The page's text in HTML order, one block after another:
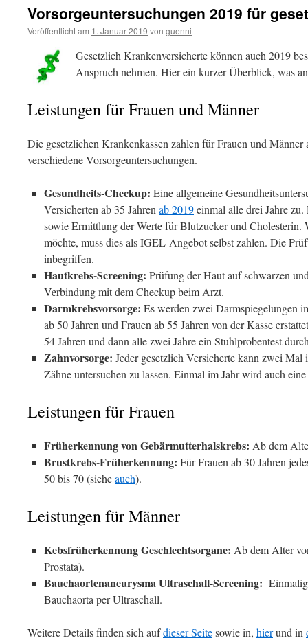
Vorsorgeuntersuchungen 2019 für
Veröffentlicht am 1. Januar 2019 von guenni
Gesetzlich Krankenversicherte können auch 2019
Anspruch nehmen. Hier ein kurzer Überblick, was
Leistungen für Frauen und Männer
Die gesetzlichen Krankenkassen zahlen für Frauen und
verschiedene Vorsorgeuntersuchungen.
Gesundheits-Checkup: Eine allgemeine
Versicherten ab 35 Jahren ab 2019einmal alle drei Jahre
sowie Ermittlung der Werte für Blutzucker und Cholesterin.
möchte, muss dies als IGEL-Angebot selbst zahlen. Die
inbegriffen.
Hautkrebs-Screening: Prüfung der Haut auf schwarzen
Verbindung mit dem Checkup beim Arzt.
Darmkrebsvorsorge: Es werden zwei Darmspiegelungen
ab 50 Jahren und Frauen ab 55 Jahren von der Kasse
54 Jahren und dann alle zwei Jahre ein Stuhlprobentest
Zahnvorsorge: Jeder gesetzlich Versicherte kann zwei Mal
Zähne untersuchen zu lassen. Einmal im Jahr wird auch
Leistungen für Frauen
Früherkennung von Gebärmutterhalskrebs: Ab dem
Brustkrebs-Früherkennung: Für Frauen ab 30 Jahren
50 bis 70 (sieheauch).
Leistungen für Männer
Kebsfrüherkennung Geschlechtsorgane: Ab dem Alter
Prostata).
Bauchaortenaneurysma Ultraschall-Screening:
Bauchaorta per Ultraschall.
Weitere Details finden sich aufdieser Seitesowie in, hierund in